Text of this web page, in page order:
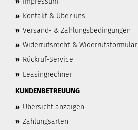
» Kontakt & Über uns
» Versand- & Zahlungsbedingungen
» Widerrufsrecht & Widerrufsformular
» Rückruf-Service
» Leasingrechner
KUNDENBETREUUNG
» Übersicht anzeigen
» Zahlungsarten